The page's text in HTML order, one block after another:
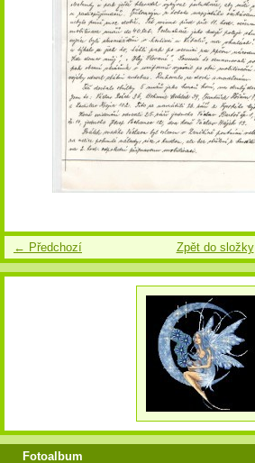
← Předchozí Zpět do složky
Fotoalbum